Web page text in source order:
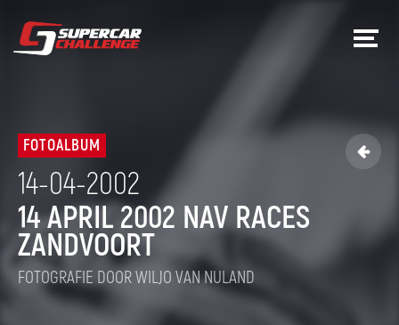

FOTOALBUM
14-04-2002
14 APRIL 2002 NAV RACES
ZANDVOORT
FOTOGRAFIE DOOR WILJO VAN NULAND